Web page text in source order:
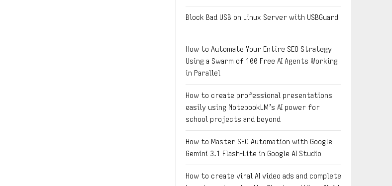
Block Bad USB on Linux Server with USBGuard
How to Automate Your Entire SEO Strategy
Using a Swarm of 100 Free AI Agents Working
in Parallel
How to create professional presentations
easily using NotebookLM’s AI power for
school projects and beyond
How to Master SEO Automation with Google
Gemini 3.1 Flash-Lite in Google AI Studio
How to create viral AI video ads and complete